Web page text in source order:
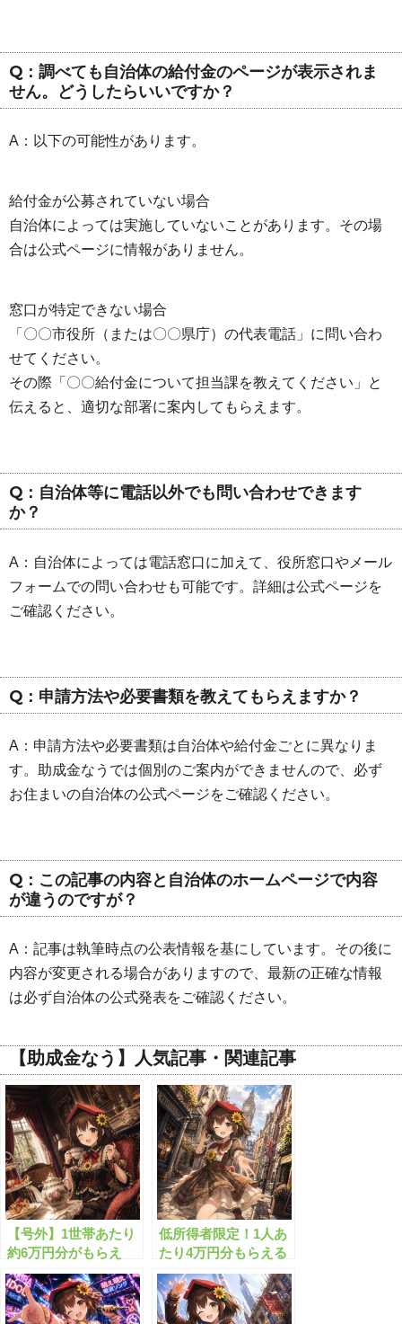
Q：調べても自治体の給付金のページが表示されま
せん。どうしたらいいですか？
A：以下の可能性があります。
給付金が公募されていない場合
自治体によっては実施していないことがあります。その場
合は公式ページに情報がありません。
窓口が特定できない場合
「〇〇市役所（または〇〇県庁）の代表電話」に問い合わ
せてください。
その際「〇〇給付金について担当課を教えてください」と
伝えると、適切な部署に案内してもらえます。
Q：自治体等に電話以外でも問い合わせできます
か？
A：自治体によっては電話窓口に加えて、役所窓口やメール
フォームでの問い合わせも可能です。詳細は公式ページを
ご確認ください。
Q：申請方法や必要書類を教えてもらえますか？
A：申請方法や必要書類は自治体や給付金ごとに異なりま
す。助成金なうでは個別のご案内ができませんので、必ず
お住まいの自治体の公式ページをご確認ください。
Q：この記事の内容と自治体のホームページで内容
が違うのですが？
A：記事は執筆時点の公表情報を基にしています。その後に
内容が変更される場合がありますので、最新の正確な情報
は必ず自治体の公式発表をご確認ください。
【助成金なう】人気記事・関連記事
【号外】1世帯あたり
約6万円分がもらえ
る”生活給付金”と
は？
低所得者限定！1人あ
たり4万円分もらえる
給付金